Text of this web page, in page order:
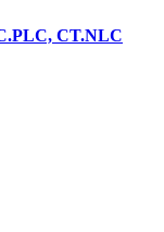
CT.NLC